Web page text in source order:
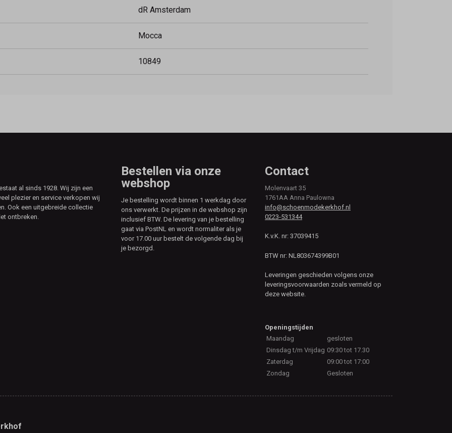
dR Amsterdam
Mocca
10849
al sinds 1928. Wij zijn een
plezier en service verkopen wij
Ook een uitgebreide collectie
ontbreken.
Bestellen via onze
webshop
Je bestelling wordt binnen 1 werkdag door
ons verwerkt. De prijzen in de webshop zijn
inclusief BTW. De levering van je bestelling
gaat via PostNL en wordt normaliter als je
voor 17.00 uur bestelt de volgende dag bij
je bezorgd.
Contact
Molenvaart 35
1761AA Anna Paulowna
info@schoenmodekerkhof.nl
0223-531344
K.v.K. nr: 37039415
BTW nr: NL803674399B01
Leveringen geschieden volgens onze
leveringsvoorwaarden zoals vermeld op
deze website.
Openingstijden
Maandag
gesloten
Dinsdag t/m Vrijdag 09:30 tot 17.30
Zaterdag
09:00 tot 17:00
Zondag
Gesloten